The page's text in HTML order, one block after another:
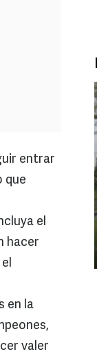
entrar
que
el
hacer
en la
valer